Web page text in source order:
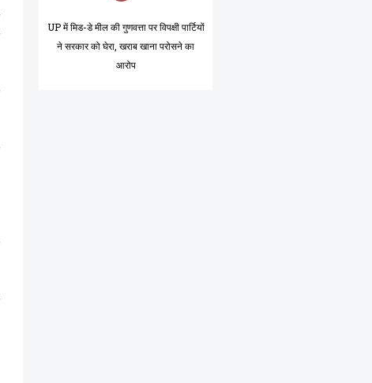
UP में मिड-डे मील की गुणवत्ता पर विपक्षी पार्टियों
ने सरकार को घेरा, खराब खाना परोसने का
आरोप